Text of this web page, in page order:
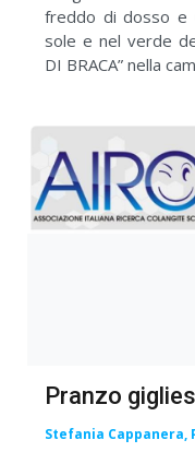
freddo di dosso e
sole e nel verde
DI BRACA” nella
Pranzo
Stefania Cappanera,